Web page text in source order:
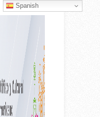
Spanish